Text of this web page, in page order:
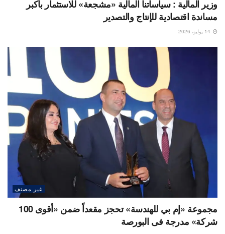
وزير المالية : سياساتنا المالية «مشجعة» للاستثمار بأكبر
مساندة اقتصادية للإنتاج والتصدير
غير مصنف
مجموعة «إم بي للهندسة» تحجز مقعداً ضمن «أقوى 100
شركة» مدرجة فى البورصة